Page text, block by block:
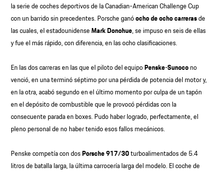
la serie de coches deportivos de la Canadian-American Challenge Cup
con un barrido sin precedentes. Porsche ganóocho de ocho carrerasde
las cuales, el estadounidenseMark Donohue, se impuso en seis de ellas
y fue el más rápido, con diferencia, en las ocho clasificaciones.
En las dos carreras en las que el piloto del equipoPenske-Sunocono
venció, en una terminó séptimo por una pérdida de potencia del motor y,
en la otra, acabó segundo en el último momento por culpa de un tapón
en el depósito de combustible que le provocó pérdidas con la
consecuente parada en boxes. Pudo haber logrado, perfectamente, el
pleno personal de no haber tenido esos fallos mecánicos.
Penske competía con dosPorsche 917/30turboalimentados de 5.4
litros de batalla larga, la última carrocería larga del modelo. El coche de